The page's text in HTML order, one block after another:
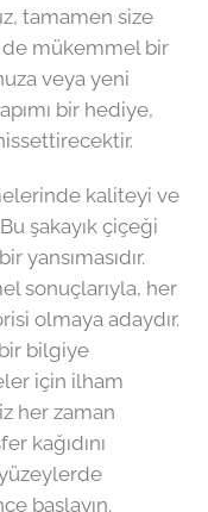
tamamen size
de mükemmel bir
veya yeni
bir hediye,
kaliteyi ve
şakayık çiçeği
yansımasıdır.
sonuçlarıyla, her
olmaya adaydır.
bilgiye
için ilham
her zaman
kağıdını
başlayın.